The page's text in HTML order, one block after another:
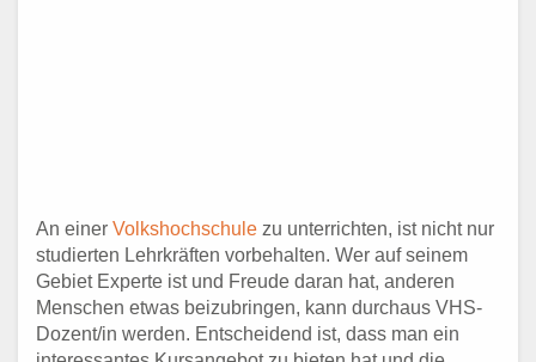
An einer Volkshochschule zu unterrichten, ist nicht nur
studierten Lehrkräften vorbehalten. Wer auf seinem
Gebiet Experte ist und Freude daran hat, anderen
Menschen etwas beizubringen, kann durchaus VHS-
Dozent/in werden. Entscheidend ist, dass man ein